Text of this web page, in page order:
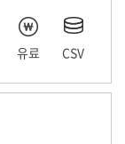
유료 CSV